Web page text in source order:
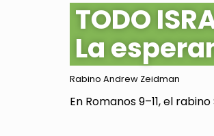
TODO
La
Rabino Andrew Zeidman
En Romanos 9–11, el